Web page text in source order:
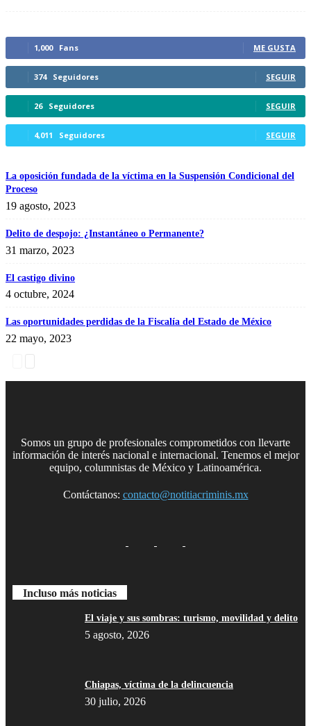
1,000 Fans ME GUSTA
374 Seguidores SEGUIR
26 Seguidores SEGUIR
4,011 Seguidores SEGUIR
La oposición fundada de la víctima en la Suspensión Condicional del
Proceso
19 agosto, 2023
Delito de despojo: ¿Instantáneo o Permanente?
31 marzo, 2023
El castigo divino
4 octubre, 2024
Las oportunidades perdidas de la Fiscalía del Estado de México
22 mayo, 2023
Somos un grupo de profesionales comprometidos con llevarte
información de interés nacional e internacional. Tenemos el mejor
equipo, columnistas de México y Latinoamérica.
Contáctanos: contacto@notitiacriminis.mx
Incluso más noticias
El viaje y sus sombras: turismo, movilidad y delito
5 agosto, 2026
Chiapas, víctima de la delincuencia
30 julio, 2026